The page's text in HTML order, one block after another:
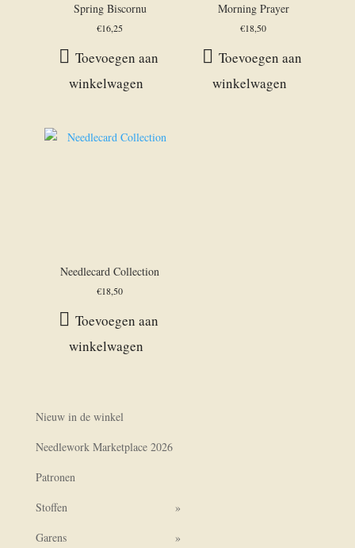
Spring Biscornu
€16,25
Toevoegen aan
winkelwagen
Morning Prayer
€18,50
Toevoegen aan
winkelwagen
Needlecard Collection
€18,50
Toevoegen aan
winkelwagen
Nieuw in de winkel
Needlework Marketplace 2026
Patronen
Stoffen
Garens